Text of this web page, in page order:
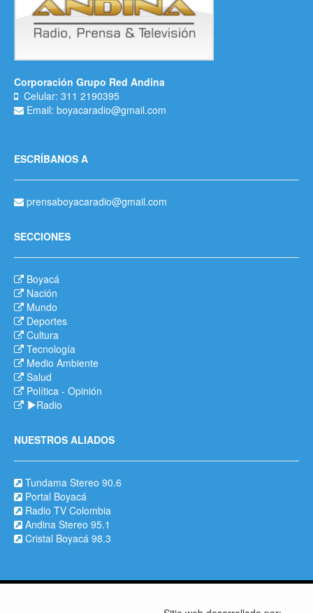
Corporación Grupo Red Andina
Celular: 311 2190395
Email: boyacaradio@gmail.com
ESCRÍBANOS A
prensaboyacaradio@gmail.com
SECCIONES
Boyacá
Nación
Mundo
Deportes
Cultura
Tecnología
Medio Ambiente
Salud
Política - Opinión
Radio
NUESTROS ALIADOS
Tundama Stereo 90.6
Portal Boyacá
Radio TV Colombia
Andina Stereo 95.1
Cristal Boyacá 98.3